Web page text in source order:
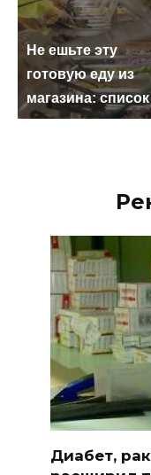
Не ешьте эту
готовую еду из
магазина: список
Диабет,